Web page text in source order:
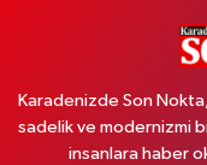
Karadenizde Son
sadelik ve modernizmi
insanlara haber